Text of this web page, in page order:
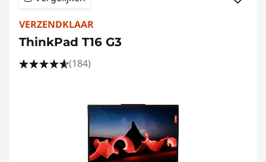
VERZENDKLAAR
ThinkPad T16 G3
(184)